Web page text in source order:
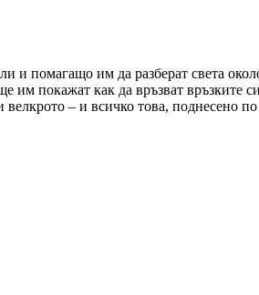
и помагащо им да разберат света
покажат как да връзват връзките
– и всичко това, поднесено